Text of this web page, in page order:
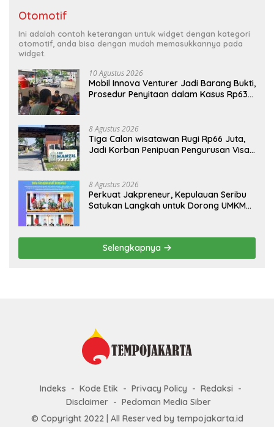
Otomotif
Ini adalah contoh keterangan untuk widget dengan kategori
otomotif, anda bisa dengan mudah memasukkannya pada
widget.
10 Agustus 2026
Mobil Innova Venturer Jadi Barang Bukti,
Prosedur Penyitaan dalam Kasus Rp638
8 Agustus 2026
Tiga Calon wisatawan Rugi Rp66 Juta,
Jadi Korban Penipuan Pengurusan Visa
8 Agustus 2026
Perkuat Jakpreneur, Kepulauan Seribu
Satukan Langkah untuk Dorong UMKM
Selengkapnya
Indeks Kode Etik Privacy Policy
Redaksi
Disclaimer
Pedoman Media Siber
© Copyright 2022 | All Reserved by tempojakarta.id